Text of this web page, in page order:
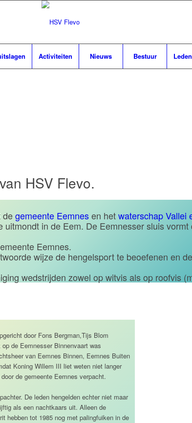
Activiteiten Nieuws Bestuur
HSV Flevo.
degemeente Eemnesen hetwaterschap Vallei
in de Eem. De Eemnesser sluis
Eemnes.
wijze de hengelsport te beoefenen en
wedstrijden zowel op witvis als op roofvis
door Fons Bergman,Tijs Blom
de Eemnesser Binnenvaart was
van Eemnes Binnen, Eemnes Buiten
Koning Willem III liet weten niet langer
de gemeente Eemnes verpacht.
De leden hengelden echter niet maar
als een nachtkaars uit. Alleen de
hebben tot 1985 nog met palingfuiken in de